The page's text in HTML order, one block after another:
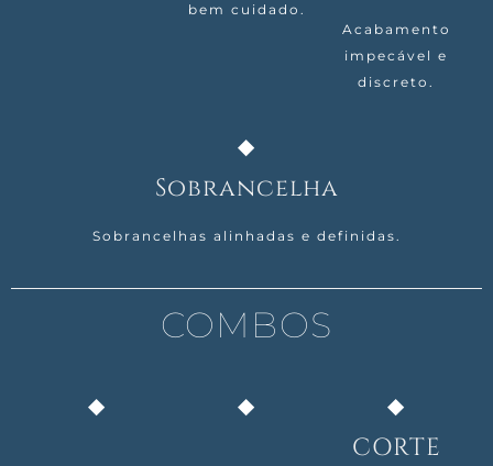
bem cuidado.
Acabamento
impecável e
discreto.
Sobrancelha
Sobrancelhas alinhadas e definidas.
COMBOS
CORTE